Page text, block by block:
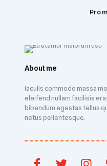
Pro
About me
Iaculis commodo massa
eleifend nullam facilisis
bibendum egestas tellus
netus pellentesque.